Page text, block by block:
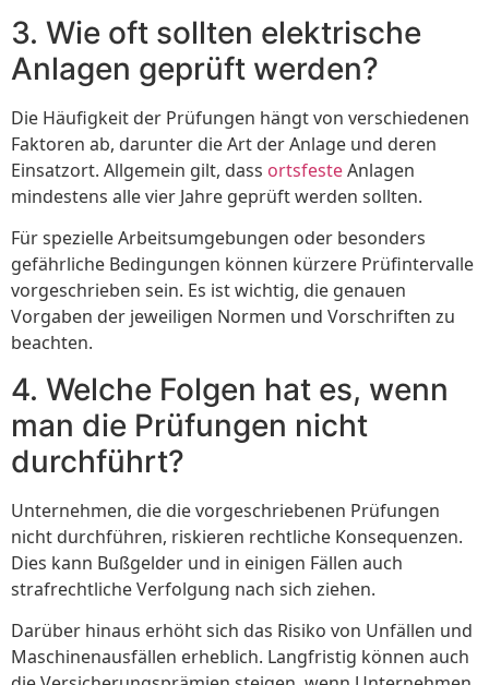
3. Wie oft sollten elektrische
Anlagen geprüft werden?
Die Häufigkeit der Prüfungen hängt von verschiedenen
Faktoren ab, darunter die Art der Anlage und deren
Einsatzort. Allgemein gilt, dass ortsfesteAnlagen
mindestens alle vier Jahre geprüft werden sollten.
Für spezielle Arbeitsumgebungen oder besonders
gefährliche Bedingungen können kürzere Prüfintervalle
vorgeschrieben sein. Es ist wichtig, die genauen
Vorgaben der jeweiligen Normen und Vorschriften zu
beachten.
4. Welche Folgen hat es, wenn
man die Prüfungen nicht
durchführt?
Unternehmen, die die vorgeschriebenen Prüfungen
nicht durchführen, riskieren rechtliche Konsequenzen.
Dies kann Bußgelder und in einigen Fällen auch
strafrechtliche Verfolgung nach sich ziehen.
Darüber hinaus erhöht sich das Risiko von Unfällen und
Maschinenausfällen erheblich. Langfristig können auch